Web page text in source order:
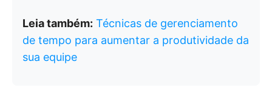
Leia também: Técnicas de gerenciamento
de tempo para aumentar a produtividade da
sua equipe